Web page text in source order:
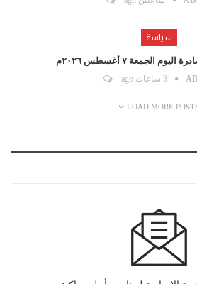
سياسة
الجمعة ٧ أغسطس ٢٠٢٦م
3 ساعات ago
LOAD MORE